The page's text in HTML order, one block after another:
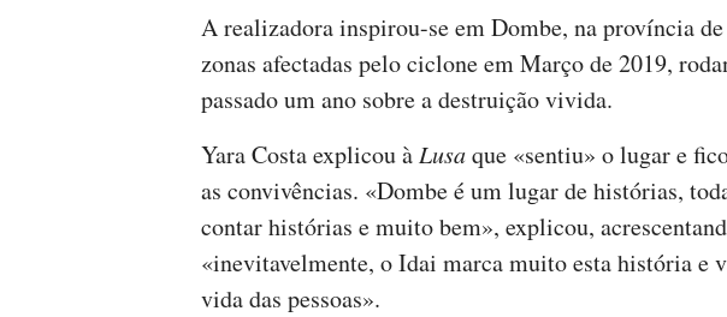
A realizadora inspirou-se em Dombe, na província
zonas afectadas pelo ciclone em Março de 2019,
passado um ano sobre a destruição vivida.
Yara Costa explicou àLusaque «sentiu» o lugar e
as convivências. «Dombe é um lugar de histórias,
contar histórias e muito bem», explicou,
«inevitavelmente, o Idai marca muito esta história e
vida das pessoas».